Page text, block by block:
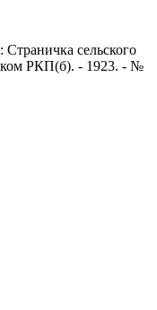
сельского
РКП(б). - 1923. - №